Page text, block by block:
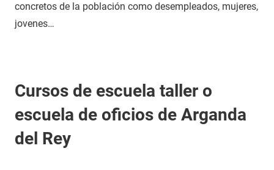
concretos de la población como desempleados, mujeres,
jovenes…
Cursos de escuela taller o
escuela de oficios de Arganda
del Rey